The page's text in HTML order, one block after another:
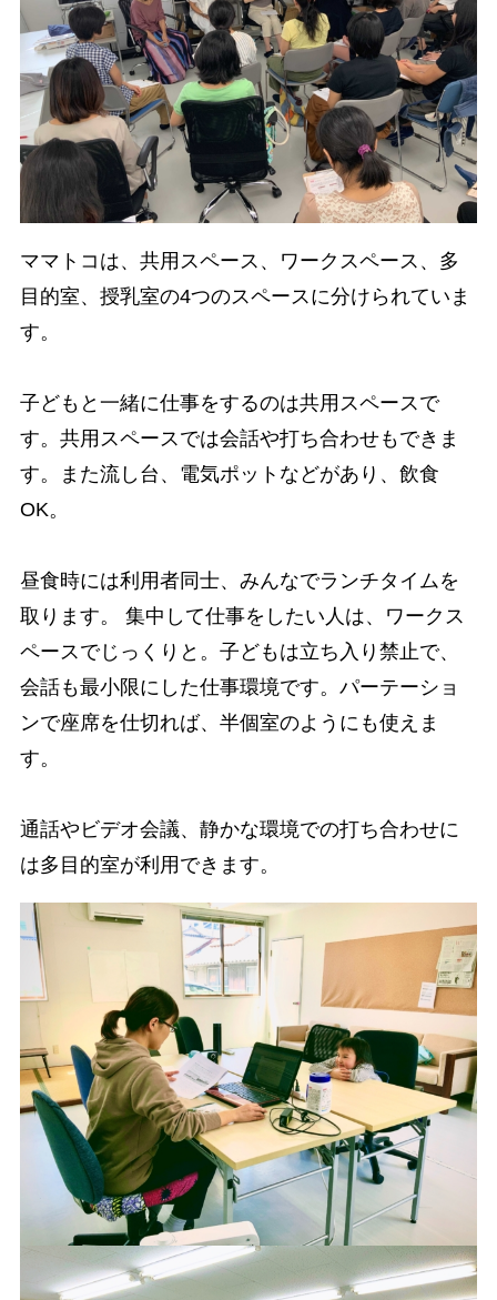
ママトコは、共用スペース、ワークスペース、多
目的室、授乳室の4つのスペースに分けられていま
す。
子どもと一緒に仕事をするのは共用スペースで
す。共用スペースでは会話や打ち合わせもできま
す。また流し台、電気ポットなどがあり、飲食
OK。
昼食時には利用者同士、みんなでランチタイムを
取ります。 集中して仕事をしたい人は、ワークス
ペースでじっくりと。子どもは立ち入り禁止で、
会話も最小限にした仕事環境です。パーテーショ
ンで座席を仕切れば、半個室のようにも使えま
す。
通話やビデオ会議、静かな環境での打ち合わせに
は多目的室が利用できます。